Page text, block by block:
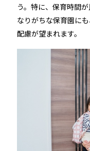
う。特に、保育時間
なりがちな保育園に
配慮が望まれます。
その他の業種
運用イメージ
四国
九州
施工会社様向け